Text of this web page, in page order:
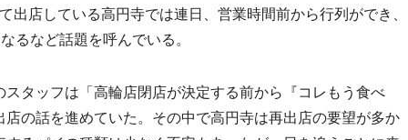
店している高円寺では連日、営業時間前から行列ができ、
るなど話題を呼んでいる。
タッフは「高輪店閉店が決定する前から『コレもう食べ
の話を進めていた。その中で高円寺は再出店の要望が多か